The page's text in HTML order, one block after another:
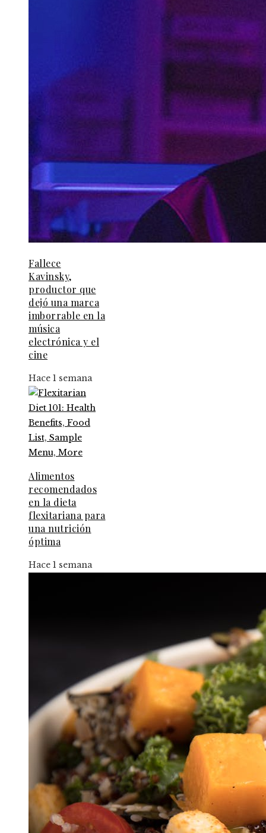
Fallece
Kavinsky,
productor que
dejó una marca
imborrable en la
música
electrónica y el
cine
Hace 1 semana
Alimentos
recomendados
en la dieta
flexitariana para
una nutrición
óptima
Hace 1 semana